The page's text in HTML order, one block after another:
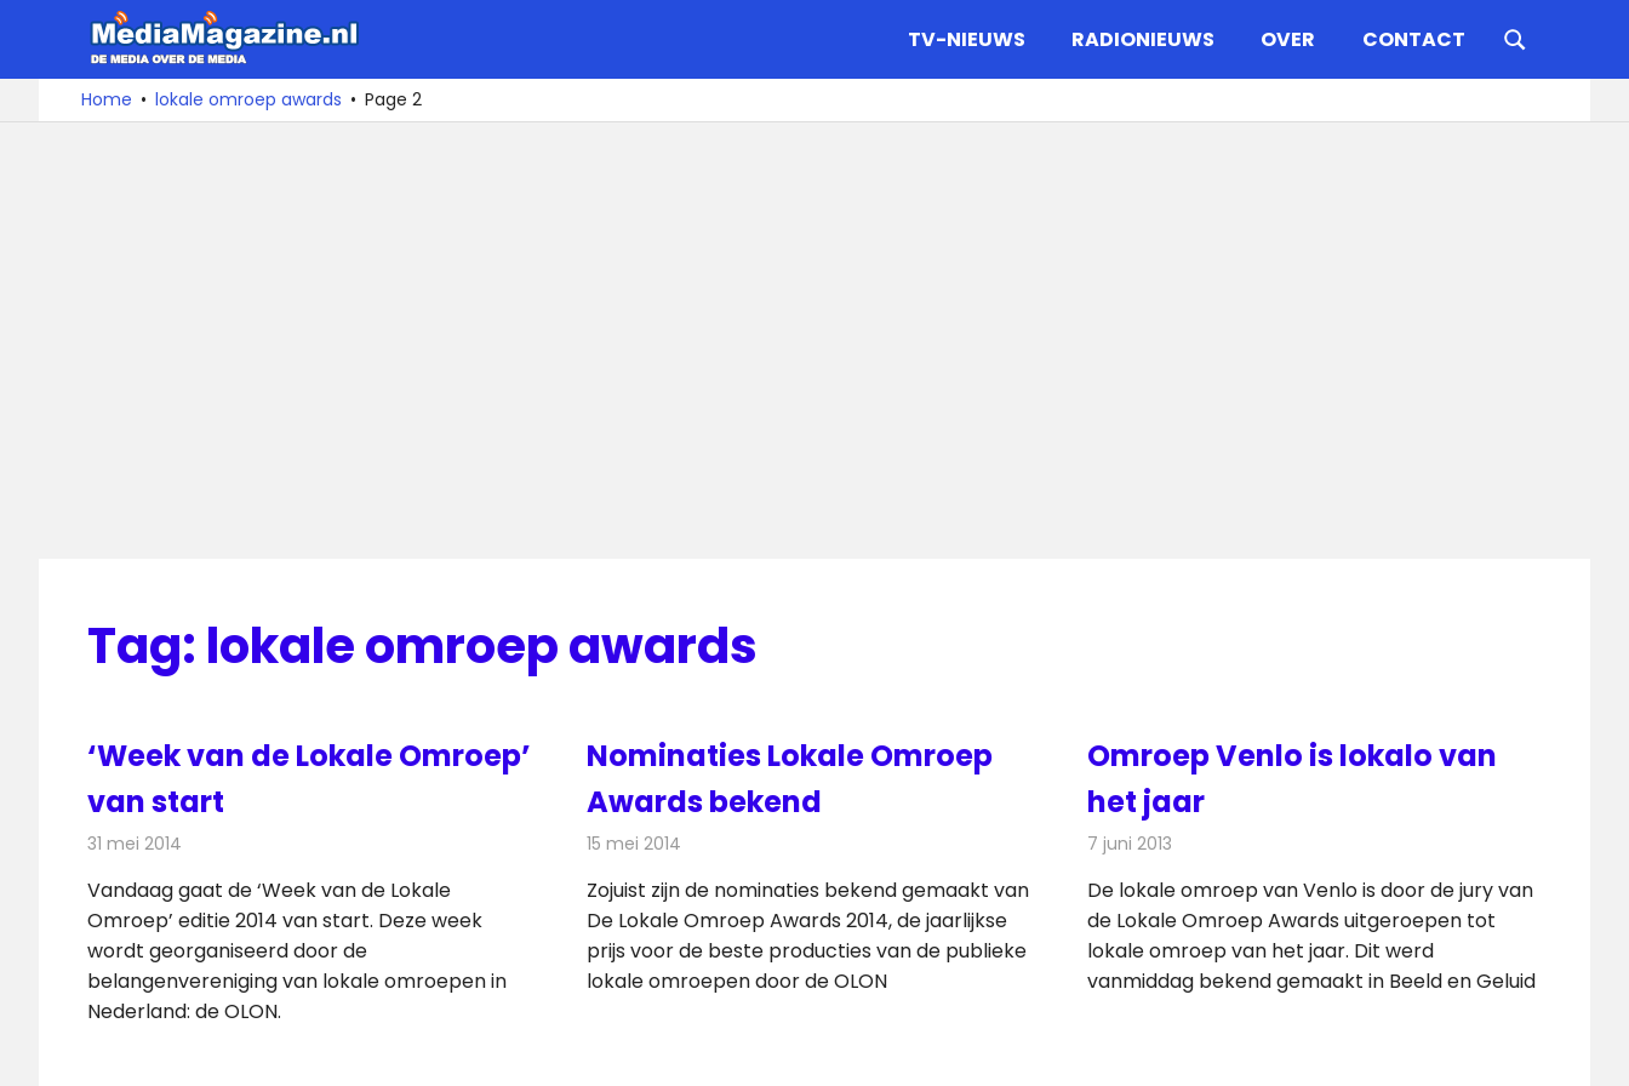
naar
De
media
over
TV-NIEUWS RADIONIEUWS OVER CONTACT
Home lokale omroep awards Page 2
Tag: lokale omroep awards
‘Week van de Lokale Omroep’
van start
31 mei 2014
Vandaag gaat de ‘Week van de Lokale
Omroep’ editie 2014 van start. Deze week
wordt georganiseerd door de
belangenvereniging van lokale omroepen in
Nederland: de OLON.
Nominaties Lokale Omroep
Awards bekend
15 mei 2014
Zojuist zijn de nominaties bekend gemaakt van
De Lokale Omroep Awards 2014, de jaarlijkse
prijs voor de beste producties van de publieke
lokale omroepen door de OLON
Omroep Venlo is lokalo van
het jaar
7 juni 2013
De lokale omroep van Venlo is door de jury van
de Lokale Omroep Awards uitgeroepen tot
lokale omroep van het jaar. Dit werd
vanmiddag bekend gemaakt in Beeld en Geluid